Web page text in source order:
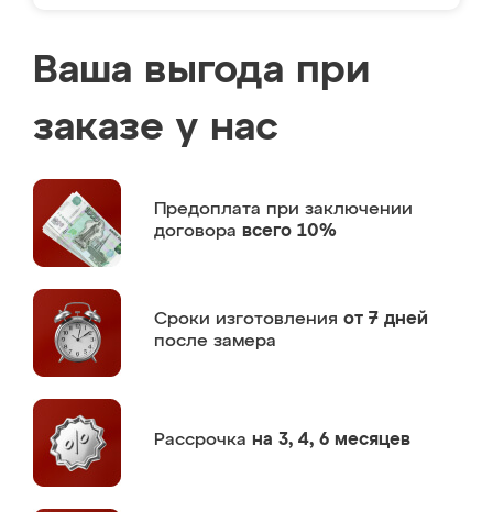
Ваша выгода при
заказе у нас
Предоплата при заключении
договора всего 10%
Сроки изготовления от 7 дней
после замера
Рассрочка на 3, 4, 6 месяцев